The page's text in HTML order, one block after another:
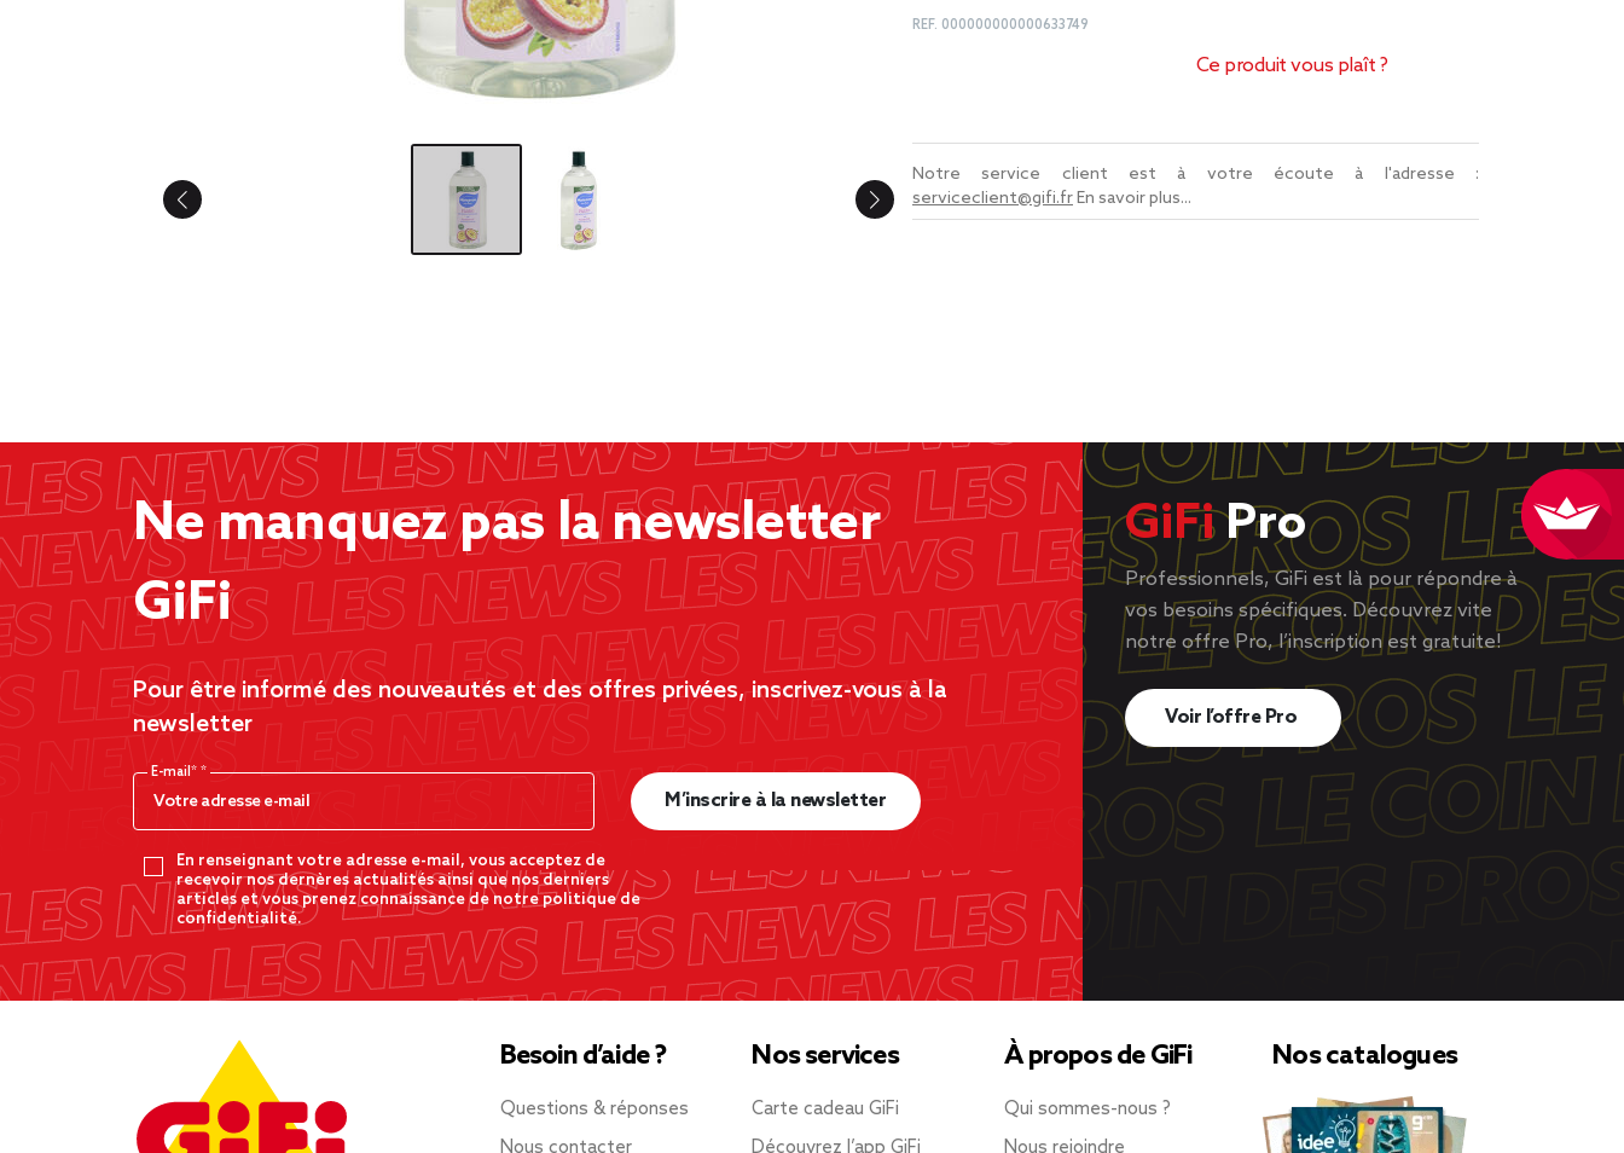
REF. 000000000000633749
Ce produit vous plaît ?
Notre service client est à votre écoute à l'adresse :
serviceclient@gifi.frEn savoir plus...
Ne manquez pas la newsletter
GiFi
Pour être informé des nouveautés et des offres privées, inscrivez-vous à la
newsletter
E-mail*
En renseignant votre adresse e-mail, vous acceptez de
recevoir nos dernères actualités ainsi que nos derniers
articles et vous prenez connaissance de notre politique de
confidentialité.
M’inscrire à la newsletter
GiFiPro
Professionnels, GiFi est là pour répondre à
vos besoins spécifiques. Découvrez vite
notre offre Pro, l’inscription est gratuite!
Voir l’offre Pro
Besoin d’aide ?
Questions & réponses
Nous contacter
Nos services
Carte cadeau GiFi
Découvrez l’app GiFi
À propos de GiFi
Qui sommes-nous ?
Nous rejoindre
Nos catalogues